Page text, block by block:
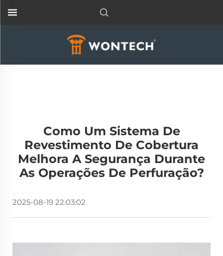
Como Um Sistema De
Revestimento De Cobertura
Melhora A Segurança Durante
As Operações De Perfuração?
2025-08-19 22:03:02